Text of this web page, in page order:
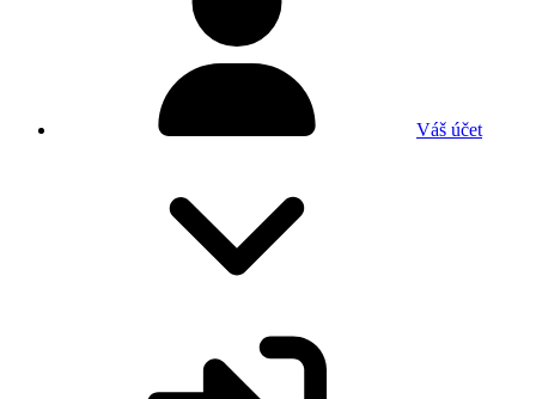
Váš účet